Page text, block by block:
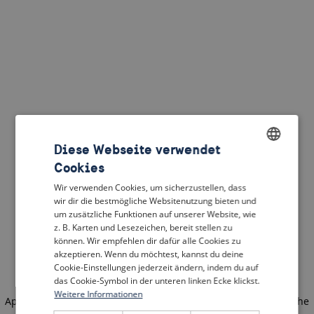
Application error: a client-side exception has occurred
(see the
DUTCH
FRENCH
GERMAN
Diese Webseite verwendet
Cookies
Wir verwenden Cookies, um sicherzustellen, dass
wir dir die bestmögliche Websitenutzung bieten und
um zusätzliche Funktionen auf unserer Website, wie
z. B. Karten und Lesezeichen, bereit stellen zu
können. Wir empfehlen dir dafür alle Cookies zu
akzeptieren. Wenn du möchtest, kannst du deine
Cookie-Einstellungen jederzeit ändern, indem du auf
das Cookie-Symbol in der unteren linken Ecke klickst.
Weitere Informationen